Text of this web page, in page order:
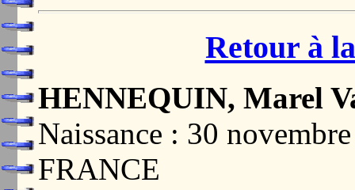
Retour à
HENNEQUIN, Marel
Naissance : 30
FRANCE